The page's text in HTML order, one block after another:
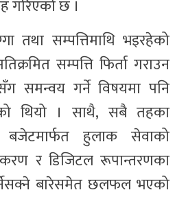
गरिएको छ ।
तथा सम्पत्तिमाथि भइरहेको
सम्पत्ति फिर्ता गराउन
समन्वय गर्ने विषयमा पनि
थियो । साथै, सबै तहका
हुलाक सेवाको
र डिजिटल रूपान्तरणका
बारेसमेत छलफल भएको